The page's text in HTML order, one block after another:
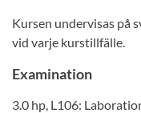
Kursen undervisas på
vid varje kurstillfälle.
Examination
3.0 hp, L106: